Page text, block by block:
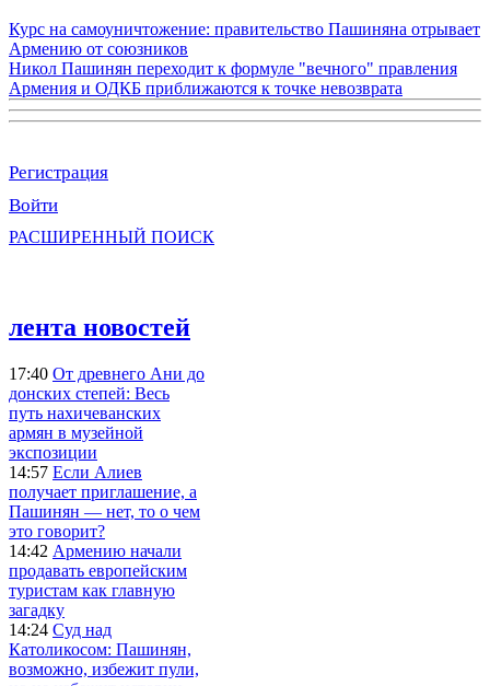
Курс на самоуничтожение: правительство Пашиняна отрывает
Армению от союзников
Никол Пашинян переходит к формуле "вечного" правления
Армения и ОДКБ приближаются к точке невозврата
Регистрация
Войти
РАСШИРЕННЫЙ ПОИСК
лента новостей
17:40 От древнего Ани до
донских степей: Весь
путь нахичеванских
армян в музейной
экспозиции
14:57 Если Алиев
получает приглашение, а
Пашинян — нет, то о чем
это говорит?
14:42 Армению начали
продавать европейским
туристам как главную
загадку
14:24 Суд над
Католикосом: Пашинян,
возможно, избежит пули,